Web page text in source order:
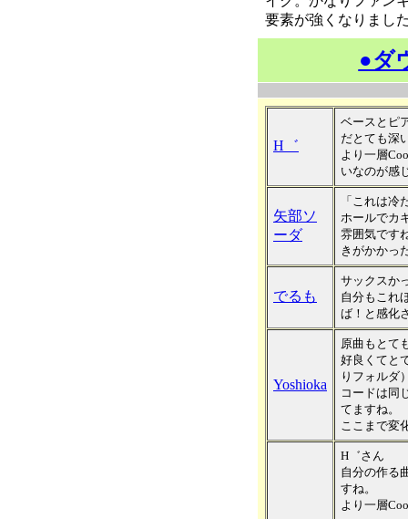
要素が強くなりまし
●ダ
H゛
ベースとピ
だとても深
より一層
いなのが感
矢部ソ
ーダ
「これは冷
ホールでカ
雰囲気です
きがかかっ
でるも
サックスか
自分もこれ
ば！と感化
Yoshioka
原曲もとて
好良くてと
りフォルダ
コードは同
てますね。
ここまで変
H゛さん
自分の作る
すね。
より一層